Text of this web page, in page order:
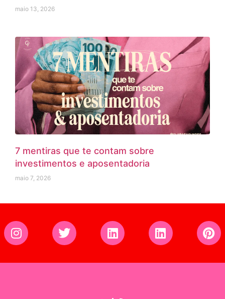
maio 13, 2026
7 mentiras que te contam sobre
investimentos e aposentadoria
maio 7, 2026